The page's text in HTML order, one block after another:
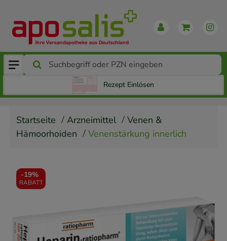
Rezept Einlösen
Startseite Arzneimittel
Venen &
Hämoorhoiden
Venenstärkung innerlich
-19%
RABATT